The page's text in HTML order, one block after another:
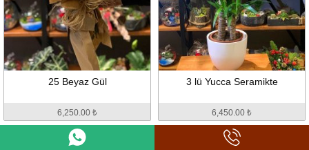
25 Beyaz Gül
6,250.00 ₺
3 lü Yucca Seramikte
6,450.00 ₺